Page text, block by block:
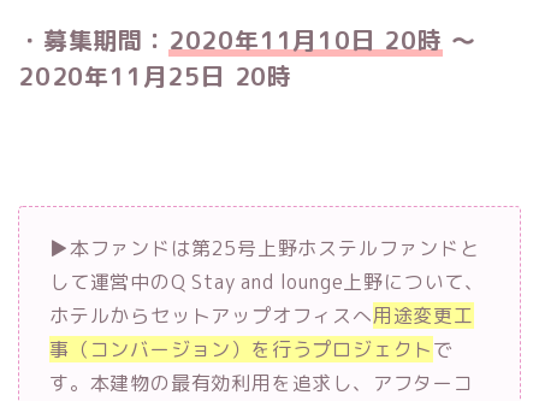
・募集期間： 2020年11月10日 20時 〜
2020年11月25日 20時
▶︎本ファンドは第25号上野ホステルファンドと
して運営中のQ Stay and lounge上野について、
ホテルからセットアップオフィスへ用途変更工
事（コンバージョン）を行うプロジェクトで
す。本建物の最有効利用を追求し、アフターコ